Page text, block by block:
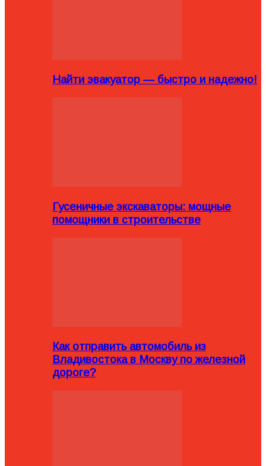
Найти эвакуатор — быстро и надежно!
Гусеничные экскаваторы: мощные
помощники в строительстве
Как отправить автомобиль из
Владивостока в Москву по железной
дороге?